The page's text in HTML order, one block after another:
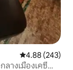
คะแนนเฉลี่ย
4.88 (243)
ลางเมืองเคซี